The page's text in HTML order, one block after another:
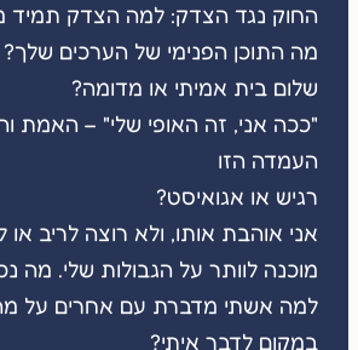
החוק נגד הצדק: למה הצדק תמיד
מה התוכן הפנימי של הערכים שלך?
שלום בית אמיתי או מדומה?
"ככה אני, זה האופי שלי" – האמת
העמדה הזו
רגיש או אגואיסט?
אני אוהבת אותו, ולא רוצה לריב
מוכנה לוותר על הגבולות שלי. מה
למה אשתי מדברת עם אחרים על מה
במקום לדבר איתי?